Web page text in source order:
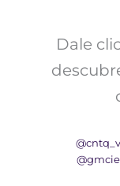
Dale